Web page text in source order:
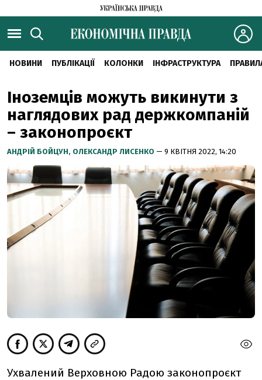
НОВИНИ ПУБЛІКАЦІЇ КОЛОНКИ ІНФРАСТРУКТУРА
Іноземців можуть викинути з
наглядових рад держкомпаній
– законопроєкт
АНДРІЙ БОЙЦУН, ОЛЕКСАНДР ЛИСЕНКО — 9 КВІТНЯ 2022, 14:20
Ухвалений Верховною Радою законопроєкт